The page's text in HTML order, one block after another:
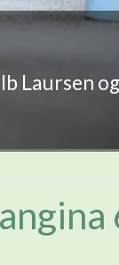
Laursen